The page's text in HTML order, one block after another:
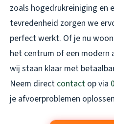
zoals hogedrukreiniging en
tevredenheid zorgen we
perfect werkt. Of je nu
het centrum of een modern
wij staan klaar met
Neem direct contact op via
je afvoerproblemen